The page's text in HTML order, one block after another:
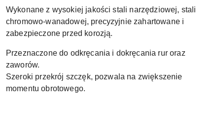
Wykonane z wysokiej jakości stali narzędziowej, stali
chromowo-wanadowej, precyzyjnie zahartowane i
zabezpieczone przed korozją.
Przeznaczone do odkręcania i dokręcania rur oraz
zaworów.
Szeroki przekrój szczęk, pozwala na zwiększenie
momentu obrotowego.